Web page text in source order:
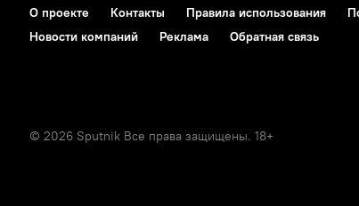
О проекте Контакты Правила использования
Новости компаний
Реклама Обратная связь
© 2026 Sputnik Все права защищены. 18+